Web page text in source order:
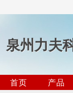
泉州力夫
首页 产品